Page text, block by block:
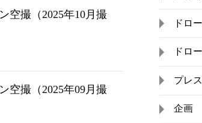
空撮（2025年10月撮
空撮（2025年09月撮
ドロ
ドロ
プレ
企画